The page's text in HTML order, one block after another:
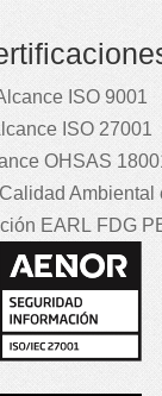
ISO 9001
ISO 27001
OHSAS
Ambiental
EARL FDG